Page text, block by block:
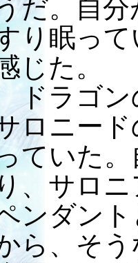
だ。自
り眠っ
じた。
ドラゴン
ロニー
ていた
り、サロ
ンダン
ら、そ